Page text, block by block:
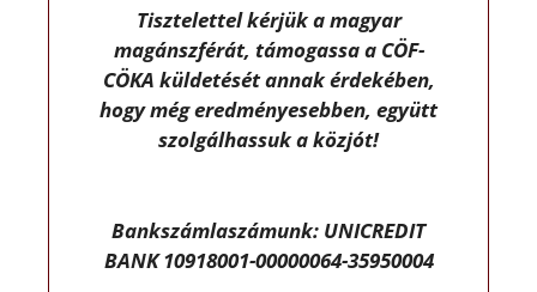
Tisztelettel kérjük a magyar
magánszférát, támogassa a CÖF-
CÖKA küldetését annak érdekében,
hogy még eredményesebben, együtt
szolgálhassuk a közjót!
Bankszámlaszámunk: UNICREDIT
BANK 10918001-00000064-35950004